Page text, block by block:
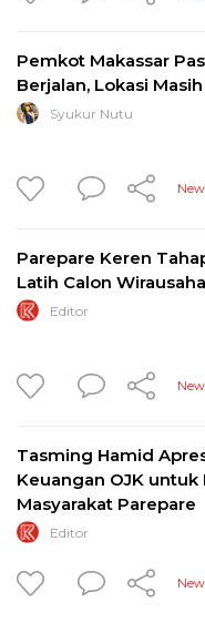
Pemkot Makassar
Berjalan, Lokasi
Syukur Nutu
Parepare Keren
Latih Calon Wirausaha
Editor
Tasming Hamid
Keuangan OJK untuk
Masyarakat Parepare
Editor